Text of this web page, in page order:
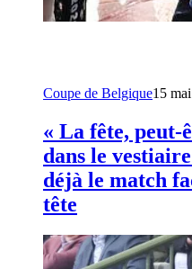
Coupe de Belgique15
« La fête, peut-
dans le
déjà le match
tête